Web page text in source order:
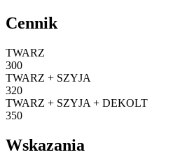
Cennik
TWARZ
300
TWARZ + SZYJA
320
TWARZ + SZYJA + DEKOLT
350
Wskazania